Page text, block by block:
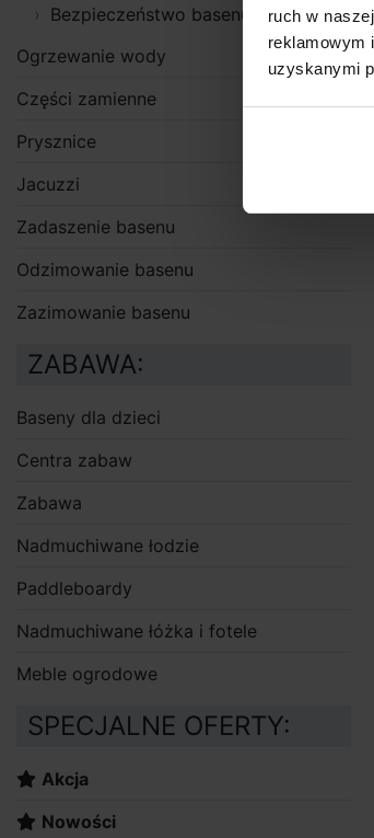
ruch w
reklamowym
uzyskanymi
Bezpieczeństwo basenu
Ogrzewanie wody
Części zamienne
Prysznice
Jacuzzi
Zadaszenie basenu
Odzimowanie basenu
Zazimowanie basenu
ZABAWA:
Baseny dla dzieci
Centra zabaw
Zabawa
Nadmuchiwane łodzie
Paddleboardy
Nadmuchiwane łóżka i fotele
Meble ogrodowe
SPECJALNE OFERTY:
Akcja
Nowości